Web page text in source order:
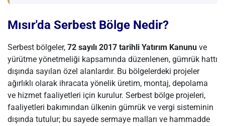
Mısır'da Serbest Bölge Nedir?
Serbest bölgeler, 72 sayılı 2017 tarihli Yatırım Kanunu ve
yürütme yönetmeliği kapsamında düzenlenen, gümrük hattı
dışında sayılan özel alanlardır. Bu bölgelerdeki projeler
ağırlıklı olarak ihracata yönelik üretim, montaj, depolama
ve hizmet faaliyetleri için kurulur. Serbest bölge projeleri,
faaliyetleri bakımından ülkenin gümrük ve vergi sisteminin
dışında tutulur; bu sayede sermaye malları ve hammadde